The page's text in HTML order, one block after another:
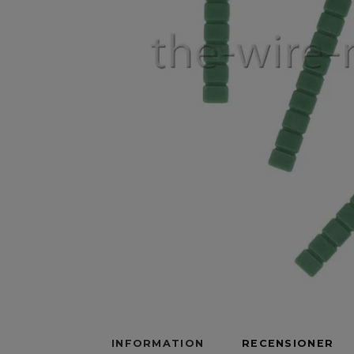
INFORMATION RECENSIONER